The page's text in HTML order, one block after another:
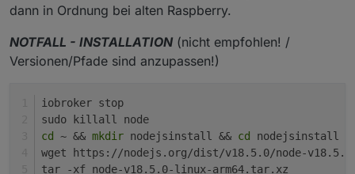
dann in Ordnung bei alten Raspberry.
NOTFALL - INSTALLATION (nicht empfohlen! /
Versionen/Pfade sind anzupassen!)
iobroker stop
sudo killall node
cd
~ && mkdir nodejsinstall && cd
nodejsinstall
wget https://nodejs.org/dist/v18.5.0/node-
tar -xf node-v18.5.0-linux-arm64.tar.xz